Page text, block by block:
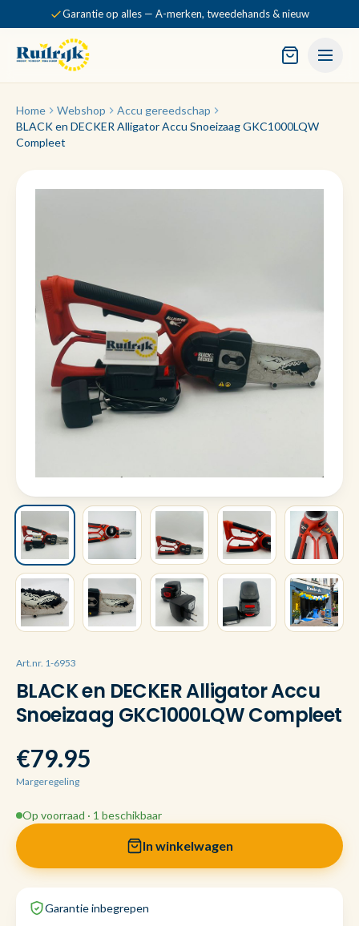
Garantie op alles — A-merken, tweedehands & nieuw
Home Webshop
Accu gereedschap
BLACK en DECKER Alligator Accu Snoeizaag GKC1000LQW
Compleet
Art.nr. 1-6953
BLACK en DECKER Alligator Accu
Snoeizaag GKC1000LQW Compleet
€79.95
Margeregeling
Op voorraad · 1 beschikbaar
In winkelwagen
Garantie inbegrepen